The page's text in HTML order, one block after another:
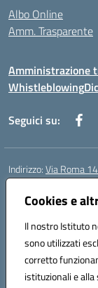
Cookies e
Il nostro Istituto
sono utilizzati
corretto
istituzionali e
Albo Online
Amm. Trasparente
Amministrazione
Whistleblowing
Seguici su:
Indirizzo:Via Roma
Centralino:
Posta elettronica
Codice fiscale:
Codice
Codice Indice delle
Codice unico di